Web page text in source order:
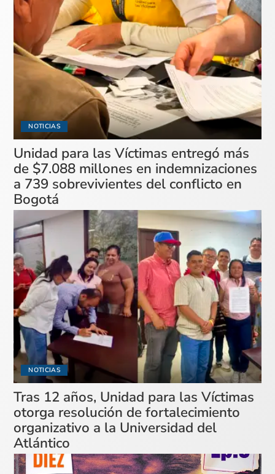
NOTICIAS
Unidad para las Víctimas entregó más
de $7.088 millones en indemnizaciones
a 739 sobrevivientes del conflicto en
Bogotá
NOTICIAS
Tras 12 años, Unidad para las Víctimas
otorga resolución de fortalecimiento
organizativo a la Universidad del
Atlántico